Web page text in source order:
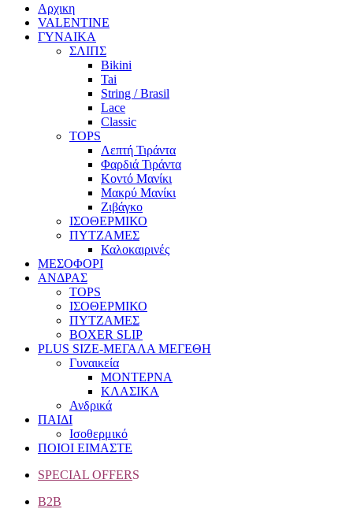
Αρχικη
VALENTINE
ΓΥΝΑΙΚΑ
ΣΛΙΠΣ
Bikini
Tai
String / Brasil
Lace
Classic
TOPS
Λεπτή Τιράντα
Φαρδιά Τιράντα
Κοντό Μανίκι
Μακρύ Μανίκι
Ζιβάγκο
ΙΣΟΘΕΡΜΙΚΟ
ΠΥΤΖΑΜΕΣ
Καλοκαιρινές
ΜΕΣΟΦΟΡΙ
ΑΝΔΡΑΣ
TOPS
ΙΣΟΘΕΡΜΙΚΟ
ΠΥΤΖΑΜΕΣ
BOXER SLIP
PLUS SIZE-ΜΕΓΑΛΑ ΜΕΓΕΘΗ
Γυναικεία
ΜΟΝΤΕΡΝΑ
ΚΛΑΣΙΚΑ
Ανδρικά
ΠΑΙΔΙ
Ισοθερμικό
ΠΟΙΟΙ ΕΙΜΑΣΤΕ
SPECIAL OFFERS
B2B